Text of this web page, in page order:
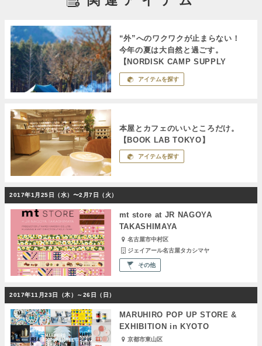
“外”へのワクワクが止まらない！
今年の夏は大自然と過ごす。
【NORDISK CAMP SUPPLY
STORE by ROOT】
アイテムを探す
本屋とカフェのいいところだけ。
【BOOK LAB TOKYO】
アイテムを探す
2017年1月25日（水）〜2月7日（火）
mt store at JR NAGOYA
TAKASHIMAYA
名古屋市中村区
ジェイアール名古屋タカシマヤ
その他
2017年11月23日（木）～26日（日）
MARUHIRO POP UP STORE &
EXHIBITION in KYOTO
京都市東山区